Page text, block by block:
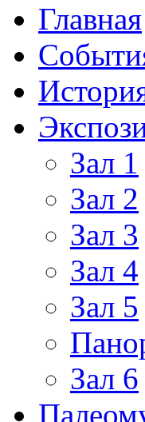
Главная
Зал 1
Зал 2
Зал 3
Зал 4
Зал 5
Зал 6